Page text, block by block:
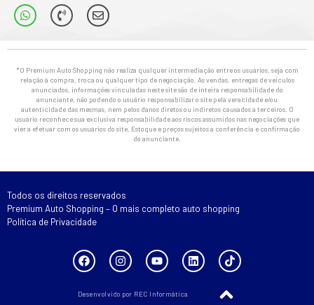
*O Premium Auto Shopping não realiza qualquer intermediação entre os usuários, seja com
relação à compra, troca ou qualquer tipo de negociação. As vendas, entregas de veículos
anunciados, informações vinculadas neste site são de inteira responsabilidade do
anunciante, não podendo o usuário responsabilizar o site pela veracidade e/ou
autenticidade das mesmas, nem pelos danos diretos ou indiretos causados a terceiros. O
usuário reconhece sua exclusiva responsabilidade aos riscos assumidos nas negociações que
vier a efetuar com os usuários do site. Estoque e preços sujeitos a conferência e confirmação
do anunciante.
Todos os direitos reservados
Premium Auto Shopping – O mais completo auto shopping
Política de Privacidade
Desenvolvido por REC Informática